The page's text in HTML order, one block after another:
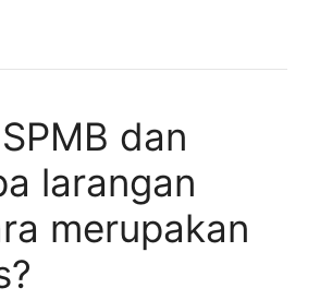
dan
larangan
merupakan